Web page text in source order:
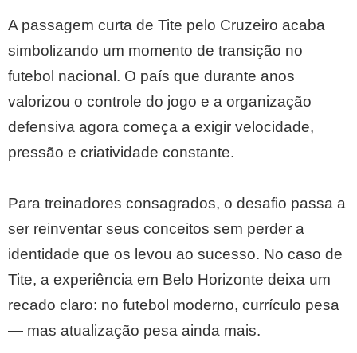
A passagem curta de Tite pelo Cruzeiro acaba
simbolizando um momento de transição no
futebol nacional. O país que durante anos
valorizou o controle do jogo e a organização
defensiva agora começa a exigir velocidade,
pressão e criatividade constante.
Para treinadores consagrados, o desafio passa a
ser reinventar seus conceitos sem perder a
identidade que os levou ao sucesso. No caso de
Tite, a experiência em Belo Horizonte deixa um
recado claro: no futebol moderno, currículo pesa
— mas atualização pesa ainda mais.